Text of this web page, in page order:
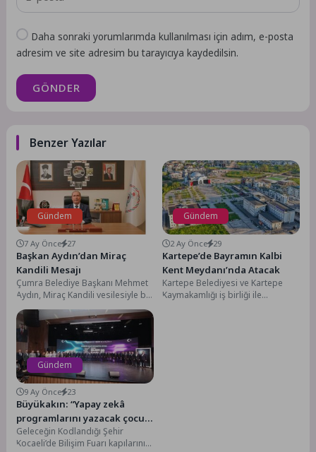
Daha sonraki yorumlarımda kullanılması için adım, e-posta
adresim ve site adresim bu tarayıcıya kaydedilsin.
GÖNDER
Benzer Yazılar
Gündem
7 Ay Önce 27
Başkan Aydın’dan Miraç
Kandili Mesajı
Çumra Belediye Başkanı Mehmet
Aydın, Miraç Kandili vesilesiyle bir
mesaj yayımlayarak tüm İslâm
aleminin kandilini...
Gündem
2 Ay Önce 29
Kartepe’de Bayramın Kalbi
Kent Meydanı’nda Atacak
Kartepe Belediyesi ve Kartepe
Kaymakamlığı iş birliği ile
Gündem
9 Ay Önce 23
Büyükakın: “Yapay zekâ
programlarını yazacak çocuk
benim şehrimden çıkacak”
Geleceğin Kodlandığı Şehir
Kocaeli’de Bilişim Fuarı kapılarını